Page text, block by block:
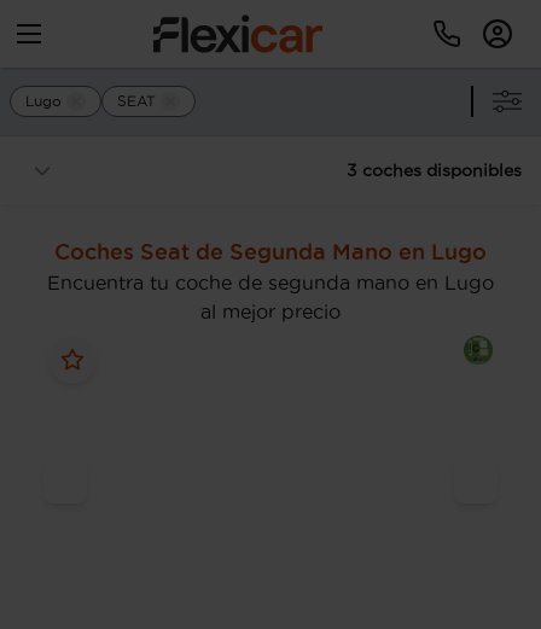
Lugo SEAT
3 coches disponibles
Coches Seat de Segunda Mano en Lugo
Encuentra tu coche de segunda mano en Lugo
al mejor precio